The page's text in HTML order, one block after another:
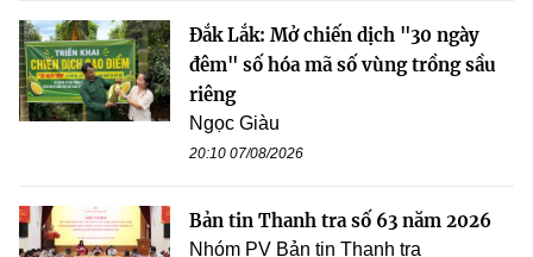
Đắk Lắk: Mở chiến dịch "30 ngày
đêm" số hóa mã số vùng trồng sầu
riêng
Ngọc Giàu
20:10 07/08/2026
Bản tin Thanh tra số 63 năm 2026
Nhóm PV Bản tin Thanh tra